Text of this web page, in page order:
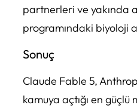
partnerleri ve yakında
programındaki biyoloji
Sonuç
Claude Fable 5,
kamuya açtığı en güçlü